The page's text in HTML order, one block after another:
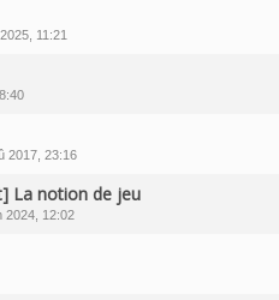
11:21
2017, 23:16
La notion de jeu
2024, 12:02